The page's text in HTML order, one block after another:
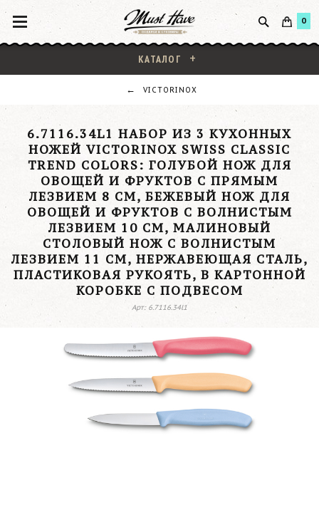
0
КАТАЛОГ
VICTORINOX
6.7116.34L1 НАБОР ИЗ 3 КУХОННЫХ
НОЖЕЙ VICTORINOX SWISS CLASSIC
TREND COLORS: ГОЛУБОЙ НОЖ ДЛЯ
ОВОЩЕЙ И ФРУКТОВ С ПРЯМЫМ
ЛЕЗВИЕМ 8 СМ, БЕЖЕВЫЙ НОЖ ДЛЯ
ОВОЩЕЙ И ФРУКТОВ С ВОЛНИСТЫМ
ЛЕЗВИЕМ 10 СМ, МАЛИНОВЫЙ
СТОЛОВЫЙ НОЖ С ВОЛНИСТЫМ
ЛЕЗВИЕМ 11 СМ, НЕРЖАВЕЮЩАЯ СТАЛЬ,
ПЛАСТИКОВАЯ РУКОЯТЬ, В КАРТОННОЙ
КОРОБКЕ С ПОДВЕСОМ
Арт: 6.7116.34l1